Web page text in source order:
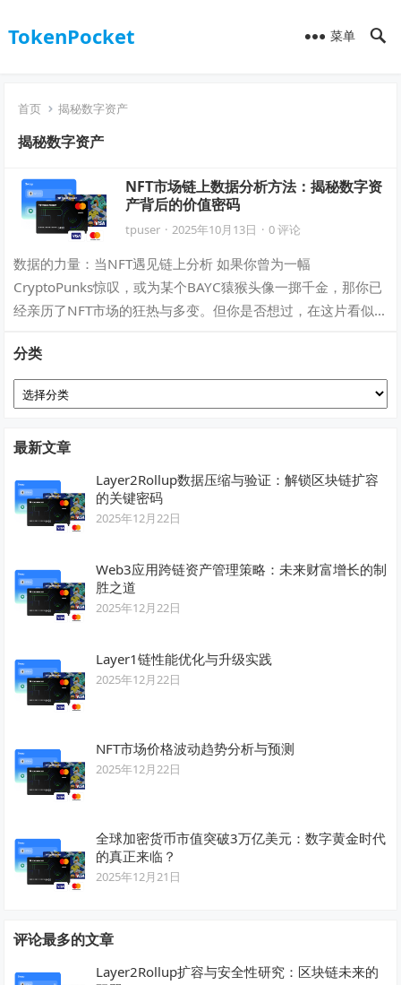
TokenPocket 菜单
首页 揭秘数字资产
揭秘数字资产
NFT市场链上数据分析方法：揭秘数字资
产背后的价值密码
tpuser · 2025年10月13日 · 0 评论
数据的力量：当NFT遇见链上分析 如果你曾为一幅
CryptoPunks惊叹，或为某个BAYC猿猴头像一掷千金，那你已
经亲历了NFT市场的狂热与多变。但你是否想过，在这片看似
分类
分
类
最新文章
Layer2Rollup数据压缩与验证：解锁区块链扩容
的关键密码
2025年12月22日
Web3应用跨链资产管理策略：未来财富增长的制
胜之道
2025年12月22日
Layer1链性能优化与升级实践
2025年12月22日
NFT市场价格波动趋势分析与预测
2025年12月22日
全球加密货币市值突破3万亿美元：数字黄金时代
的真正来临？
2025年12月21日
评论最多的文章
Layer2Rollup扩容与安全性研究：区块链未来的